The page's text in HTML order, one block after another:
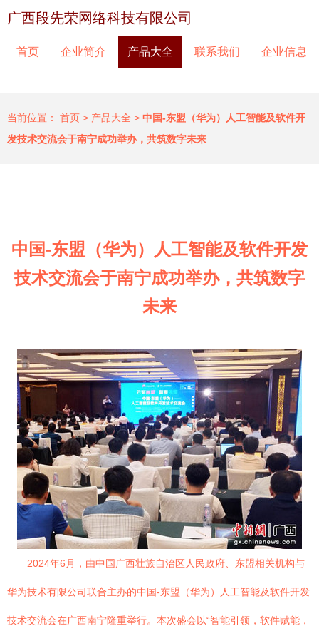
广西段先荣网络科技有限公司
首页 企业简介 产品大全 联系我们 企业信息
当前位置： 首页 > 产品大全 > 中国-东盟（华为）人工智能及软件开
发技术交流会于南宁成功举办，共筑数字未来
中国-东盟（华为）人工智能及软件开发
技术交流会于南宁成功举办，共筑数字
未来
2024年6月，由中国广西壮族自治区人民政府、东盟相关机构与
华为技术有限公司联合主办的中国-东盟（华为）人工智能及软件开发
技术交流会在广西南宁隆重举行。本次盛会以“智能引领，软件赋能，